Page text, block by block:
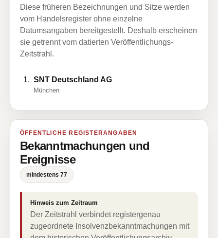
Diese früheren Bezeichnungen und Sitze werden
vom Handelsregister ohne einzelne
Datumsangaben bereitgestellt. Deshalb erscheinen
sie getrennt vom datierten Veröffentlichungs-
Zeitstrahl.
SNT Deutschland AG
München
ÖFFENTLICHE REGISTERANGABEN
Bekanntmachungen und
Ereignisse
mindestens 77
Hinweis zum Zeitraum
Der Zeitstrahl verbindet registergenau
zugeordnete Insolvenzbekanntmachungen mit